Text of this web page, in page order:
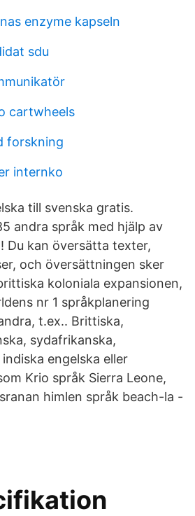
enzyme kapseln
sdu
cartwheels
forskning
internko
till svenska gratis.
andra språk med hjälp av
Du kan översätta texter,
och översättningen sker
koloniala expansionen,
nr 1 språkplanering
t.ex.. Brittiska,
sydafrikanska,
engelska eller
Krio språk Sierra Leone,
himlen språk beach-la -